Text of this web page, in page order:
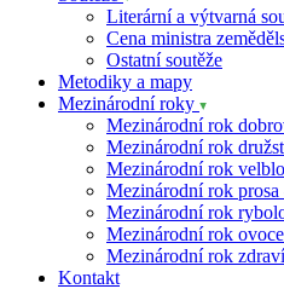
Literární a výtvarná
Cena ministra
Ostatní soutěže
Metodiky a mapy
Mezinárodní roky
Mezinárodní rok
Mezinárodní rok
Mezinárodní rok
Mezinárodní rok prosa
Mezinárodní rok
Mezinárodní rok
Mezinárodní rok
Kontakt